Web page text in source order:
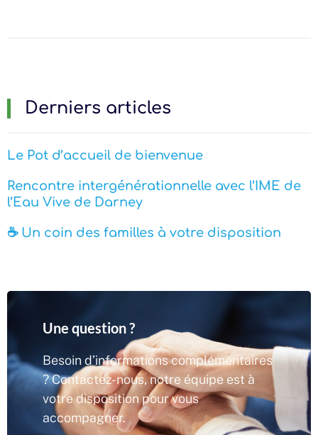
Derniers articles
Le Pot d’accueil de bienvenue
Rencontre intergénérationnelle avec l’IME de
l’Eau Vive de Darney
☕ Un coin des familles à votre disposition
Une question ?
Besoin d’informations complémentaires
? Contactez-nous, notre équipe est à
votre disposition pour vous
accompagner.